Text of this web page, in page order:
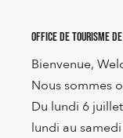
Office de Tourisme
Bienvenue,
Nous sommes
Du lundi 6
lundi au